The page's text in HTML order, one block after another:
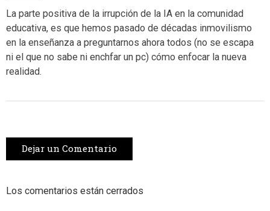
La parte positiva de la irrupción de la IA en la comunidad
educativa, es que hemos pasado de décadas inmovilismo
en la enseñanza a preguntarnos ahora todos (no se escapa
ni el que no sabe ni enchfar un pc) cómo enfocar la nueva
realidad.
Dejar un Comentario
Los comentarios están cerrados